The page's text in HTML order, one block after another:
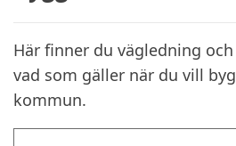
Här finner du vägledning
vad som gäller när du vill
kommun.